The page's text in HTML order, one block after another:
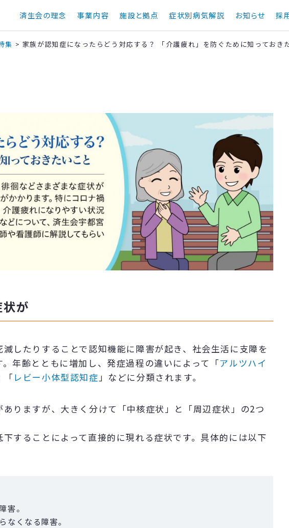
済生会の理念 事業内容 施設と拠点 症状別病気解説 お知らせ 採
集 > 家族が認知症になったらどう対応する？ 「介護疲れ」を防ぐために知っておき
が
したりすることで認知機能に障害が起き、社会生活に支障を
年齢とともに増加し、発症過程の違いによって「アルツハイ
「レビー小体型認知症」などに分類されます。
りますが、大きく分けて「中核症状」と「周辺症状」の2つ
することによって直接的に現れる症状です。具体的には以下
害。
なくなる障害。